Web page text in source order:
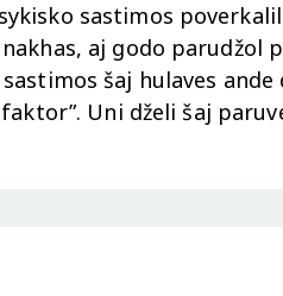
sastimos
aj godo parudžol
šaj hulaves
Uni dželi šaj